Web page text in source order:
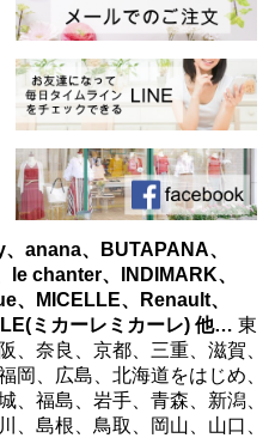
anana、BUTAPANA、
chanter、INDIMARK、
、MICELLE、Renault、
ミカーレミカーレ) 他… 東
、奈良、京都、三重、滋賀、
岡、広島、北海道をはじめ、
、福島、岩手、青森、新潟、
、島根、鳥取、岡山、山口、